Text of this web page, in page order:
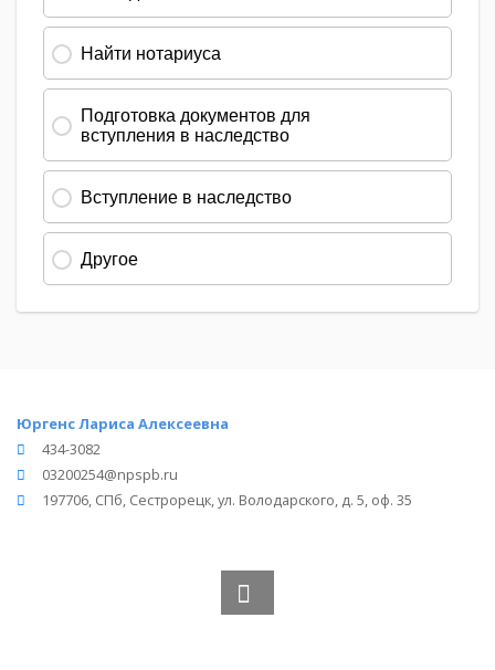
Юргенс Лариса Алексеевна
434-3082
03200254@npspb.ru
197706, СПб, Сестрорецк, ул. Володарского, д. 5, оф. 35